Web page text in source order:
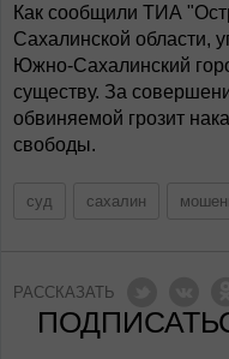
Как сообщили ТИА
Сахалинской области,
Южно-Сахалинский
существу. За
обвиняемой грозит
свободы.
суд сахалин
РАССКАЗАТЬ